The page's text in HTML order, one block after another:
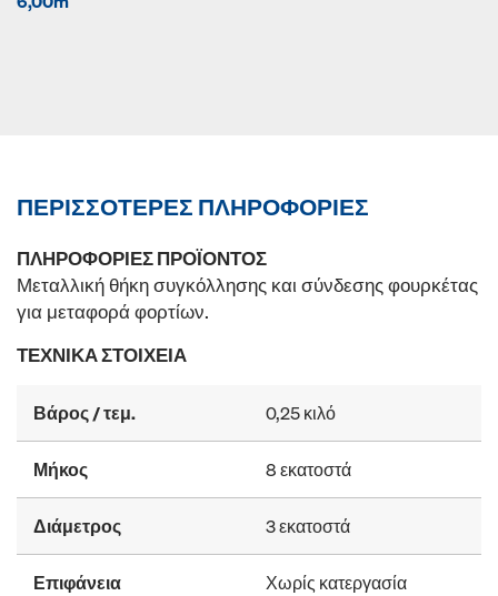
ΠΕΡΙΣΣΌΤΕΡΕΣ ΠΛΗΡΟΦΟΡΊΕΣ
ΠΛΗΡΟΦΟΡΊΕΣ ΠΡΟΪΌΝΤΟΣ
Μεταλλική θήκη συγκόλλησης και σύνδεσης φουρκέτας
για μεταφορά φορτίων.
ΤΕΧΝΙΚΆ ΣΤΟΙΧΕΊΑ
Βάρος / τεμ. 0,25 κιλό
Μήκος 8 εκατοστά
Διάμετρος 3 εκατοστά
Επιφάνεια Χωρίς κατεργασία